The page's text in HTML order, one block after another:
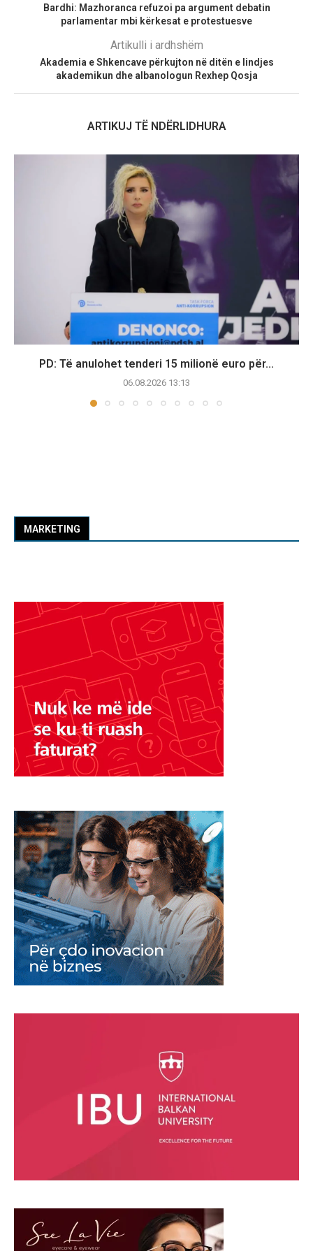
Bardhi: Mazhoranca refuzoi pa argument debatin
parlamentar mbi kërkesat e protestuesve
Artikulli i ardhshëm
Akademia e Shkencave përkujton në ditën e lindjes
akademikun dhe albanologun Rexhep Qosja
ARTIKUJ TË NDËRLIDHURA
PD: Të anulohet tenderi 15 milionë euro për...
06.08.2026 13:13
MARKETING